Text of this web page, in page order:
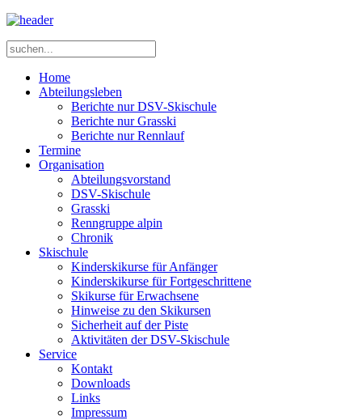
Home
Abteilungsleben
Berichte nur DSV-Skischule
Berichte nur Grasski
Berichte nur Rennlauf
Termine
Organisation
Abteilungsvorstand
DSV-Skischule
Grasski
Renngruppe alpin
Chronik
Skischule
Kinderskikurse für Anfänger
Kinderskikurse für Fortgeschrittene
Skikurse für Erwachsene
Hinweise zu den Skikursen
Sicherheit auf der Piste
Aktivitäten der DSV-Skischule
Service
Kontakt
Downloads
Links
Impressum